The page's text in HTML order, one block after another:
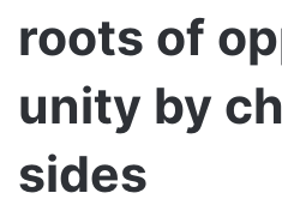
roots of
unity by
sides